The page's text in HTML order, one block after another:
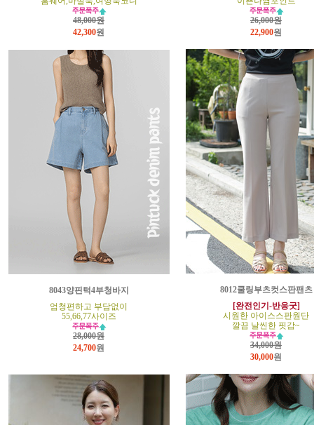
48,000원
42,300원
26,000원
22,900원
8043양핀턱4부청바지
엄청편하고 부담없이
55,66,77사이즈
28,000원
24,700원
8012쿨링부츠컷스판팬츠
[완전인기-반응굿]
시원한 아이스스판원단
깔끔 날씬한 핏감~
34,000원
30,000원